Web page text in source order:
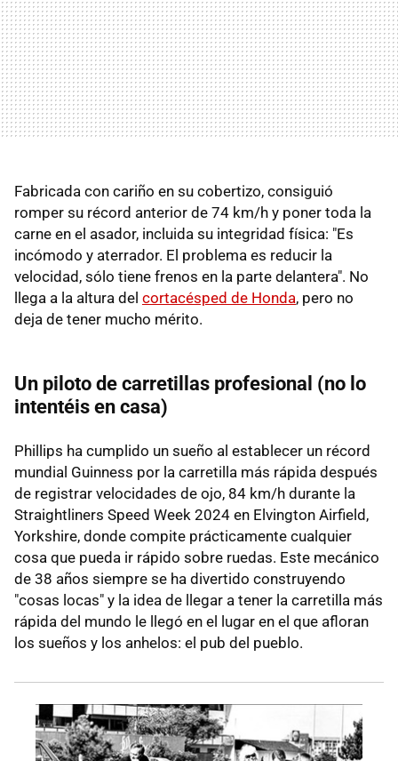
Fabricada con cariño en su cobertizo, consiguió
romper su récord anterior de 74 km/h y poner toda la
carne en el asador, incluida su integridad física: "Es
incómodo y aterrador. El problema es reducir la
velocidad, sólo tiene frenos en la parte delantera". No
llega a la altura del cortacésped de Honda, pero no
deja de tener mucho mérito.
Un piloto de carretillas profesional (no lo
intentéis en casa)
Phillips ha cumplido un sueño al establecer un récord
mundial Guinness por la carretilla más rápida después
de registrar velocidades de ojo, 84 km/h durante la
Straightliners Speed ​​Week 2024 en Elvington Airfield,
Yorkshire, donde compite prácticamente cualquier
cosa que pueda ir rápido sobre ruedas. Este mecánico
de 38 años siempre se ha divertido construyendo
"cosas locas" y la idea de llegar a tener la carretilla más
rápida del mundo le llegó en el lugar en el que afloran
los sueños y los anhelos: el pub del pueblo.